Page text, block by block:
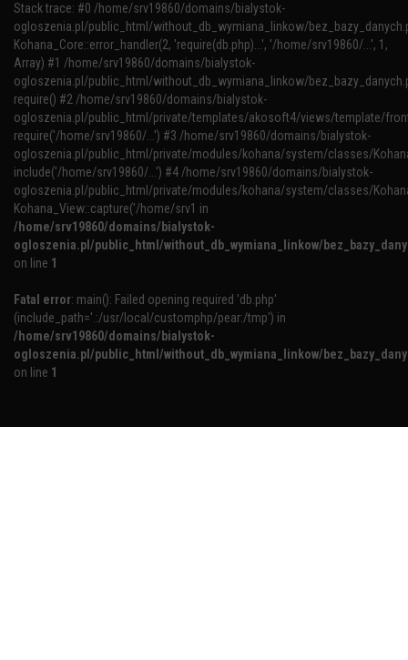
Stack trace: #0 /home/srv19860/domains/bialystok-
ogloszenia.pl/public_html/without_db_wymiana_linkow/
Kohana_Core::error_handler(2, 'require(db.php)...', '/home/srv19860/...', 1,
Array) #1 /home/srv19860/domains/bialystok-
ogloszenia.pl/public_html/without_db_wymiana_linkow/
require() #2 /home/srv19860/domains/bialystok-
ogloszenia.pl/public_html/private/templates/akosoft4/views/template/
require('/home/srv19860/...') #3 /home/srv19860/domains/bialystok-
ogloszenia.pl/public_html/private/modules/kohana/system/classes/
include('/home/srv19860/...') #4 /home/srv19860/domains/bialystok-
ogloszenia.pl/public_html/private/modules/kohana/system/classes/
Kohana_View::capture('/home/srv1 in
/home/srv19860/domains/bialystok-
ogloszenia.pl/public_html/without_db_wymiana_linkow/
on line 1
Fatal error: main(): Failed opening required 'db.php'
(include_path='.:/usr/local/customphp/pear:/tmp') in
/home/srv19860/domains/bialystok-
ogloszenia.pl/public_html/without_db_wymiana_linkow/
on line 1